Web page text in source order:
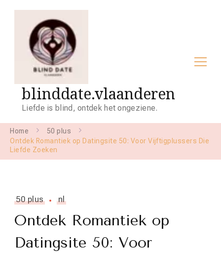
blinddate.vlaanderen
Liefde is blind, ontdek het ongeziene.
Home
50 plus
Ontdek Romantiek op Datingsite 50: Voor Vijftigplussers Die
Liefde Zoeken
50 plus nl
Ontdek Romantiek op
Datingsite 50: Voor